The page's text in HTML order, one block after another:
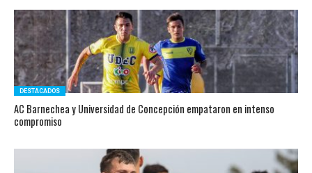
DESTACADOS
AC Barnechea y Universidad de Concepción empataron en intenso
compromiso